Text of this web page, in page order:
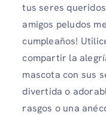
tus seres
amigos peludos
cumpleaños!
compartir la
mascota con sus
divertida o
rasgos o una